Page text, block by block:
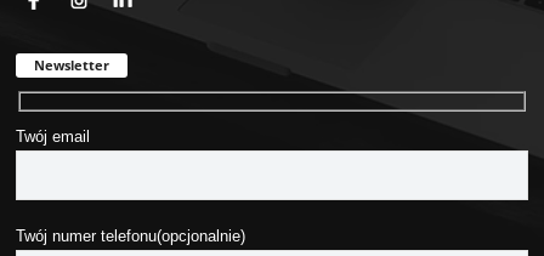
Newsletter
Twój email
Twój numer telefonu(opcjonalnie)